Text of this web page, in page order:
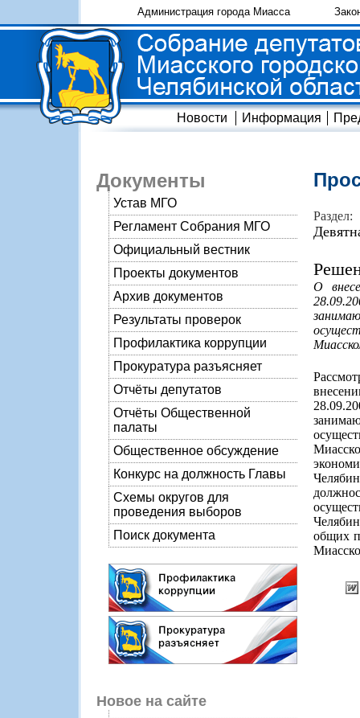
Администрация города Миасса
Новости Информация
Документы
Устав МГО
Регламент Собрания МГО
Официальный вестник
Проекты документов
Архив документов
Результаты проверок
Профилактика коррупции
Прокуратура разъясняет
Отчёты депутатов
Отчёты Общественной
палаты
Общественное обсуждение
Конкурс на должность Главы
Схемы округов для
проведения выборов
Поиск документа
Новое на сайте
Раздел:
О
общих